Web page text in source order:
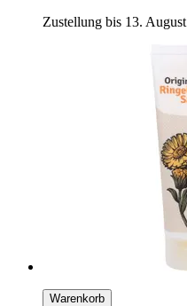
Zustellung bis 13. August
Warenkorb